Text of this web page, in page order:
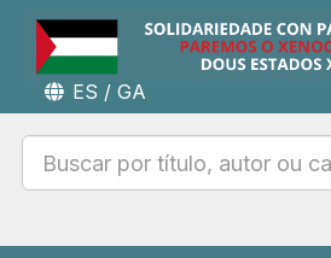
ES / GA